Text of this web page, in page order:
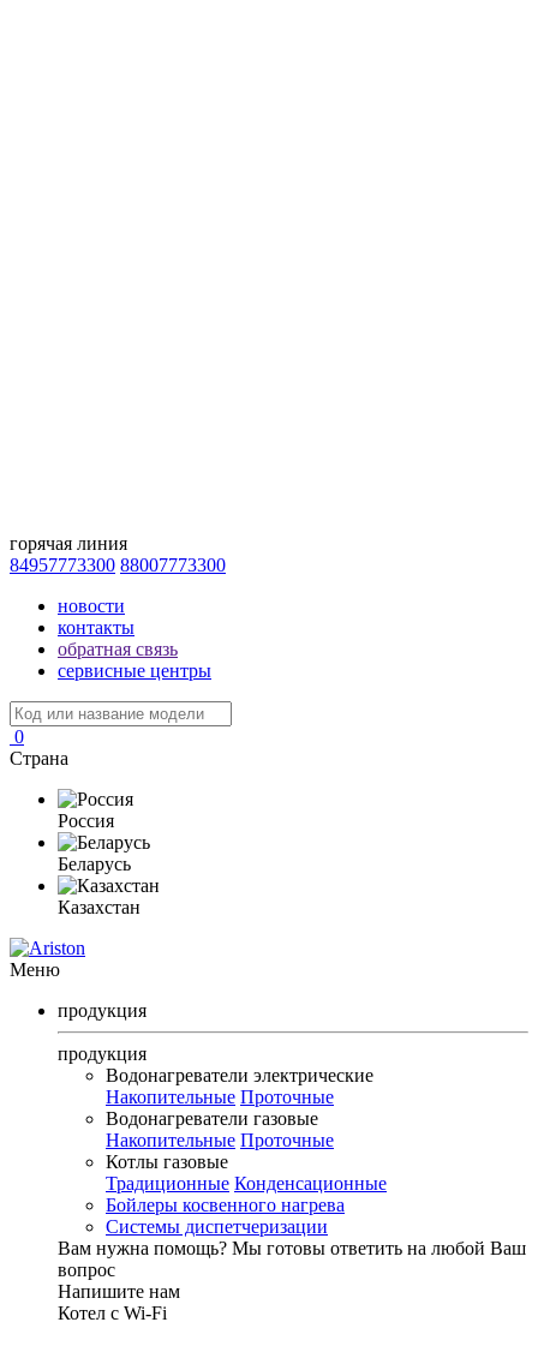
горячая линия
84957773300 88007773300
новости
контакты
обратная связь
сервисные центры
0
Страна
Россия
Беларусь
Казахстан
Меню
продукция
продукция
Водонагреватели электрические
Накопительные Проточные
Водонагреватели газовые
Накопительные Проточные
Котлы газовые
Традиционные Конденсационные
Бойлеры косвенного нагрева
Системы диспетчеризации
Вам нужна помощь? Мы готовы ответить на любой Ваш
вопрос
Напишите нам
Котел с Wi-Fi